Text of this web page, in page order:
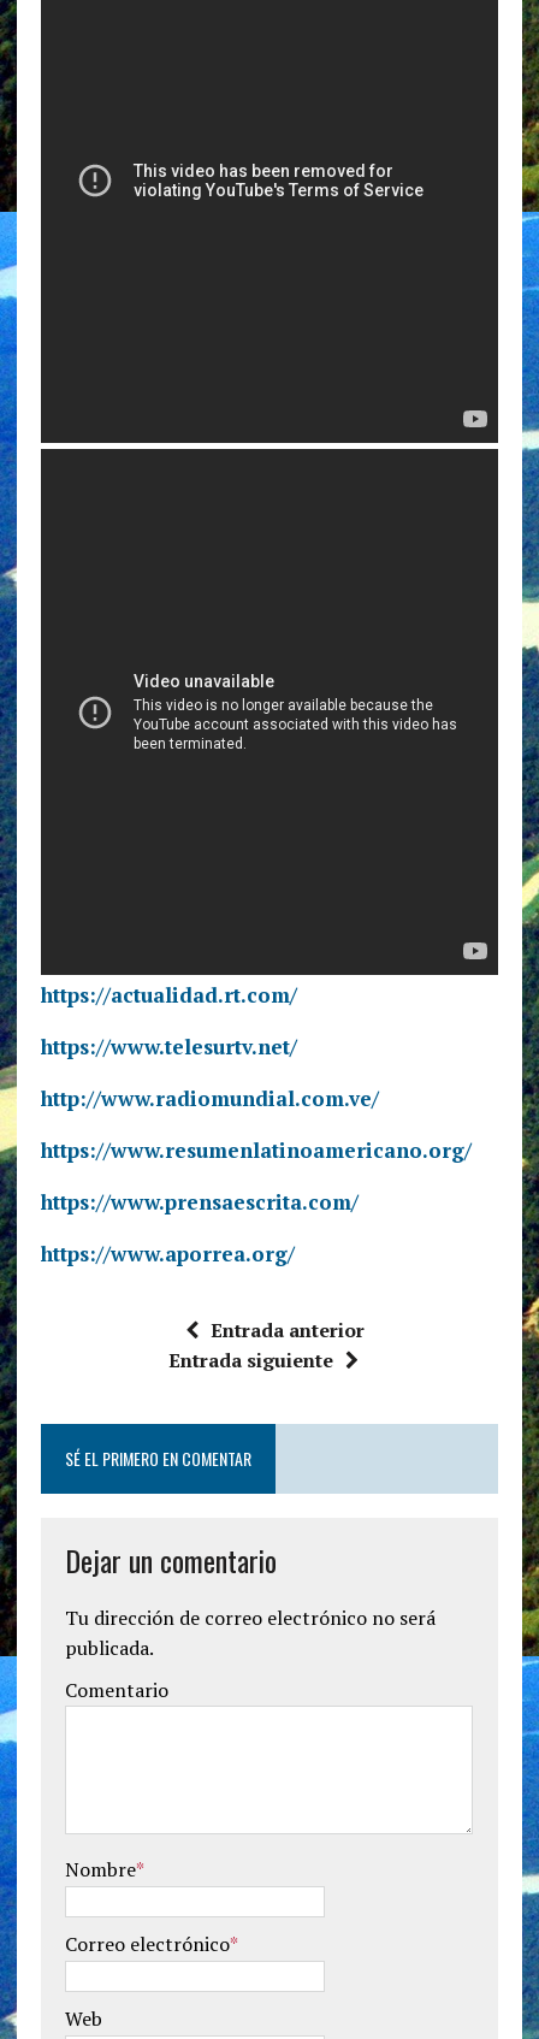
https://actualidad.rt.com/
https://www.telesurtv.net/
http://www.radiomundial.com.ve/
https://www.resumenlatinoamericano.org/
https://www.prensaescrita.com/
https://www.aporrea.org/
Entrada anterior
Entrada siguiente
SÉ EL PRIMERO EN COMENTAR
Dejar un comentario
Tu dirección de correo electrónico no será
publicada.
Comentario
Nombre*
Correo electrónico*
Web